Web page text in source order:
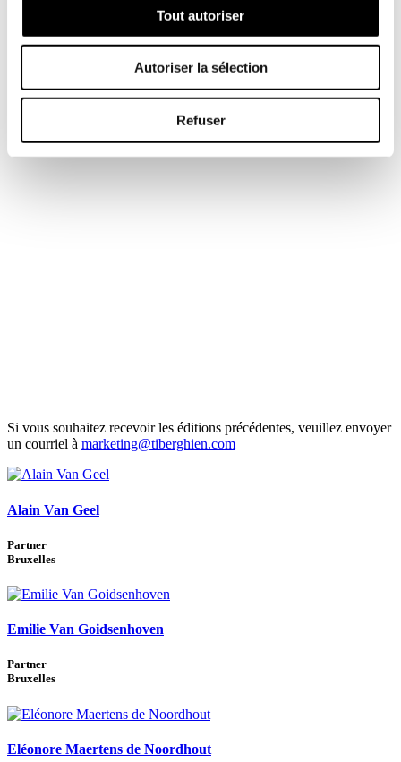
Tout autoriser
Autoriser la sélection
Refuser
Si vous souhaitez recevoir les éditions précédentes, veuillez envoyer
un courriel à marketing@tiberghien.com
Alain Van Geel
Partner
Bruxelles
Emilie Van Goidsenhoven
Partner
Bruxelles
Eléonore Maertens de Noordhout